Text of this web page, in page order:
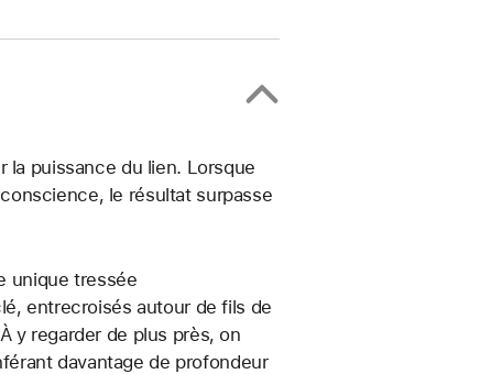
la puissance du lien. Lorsque
le résultat surpasse
unique tressée
entrecroisés autour de fils de
y regarder de plus près, on
davantage de profondeur